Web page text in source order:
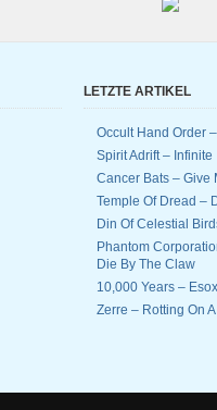
LETZTE ARTIKEL
Occult Hand Order
Spirit Adrift –
Cancer Bats – Give
Temple Of Dread –
Din Of Celestial
Phantom
Die By The Claw
10,000 Years –
Zerre – Rotting On